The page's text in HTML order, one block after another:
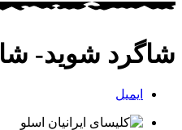
شاگرد شوید-
ایمیل